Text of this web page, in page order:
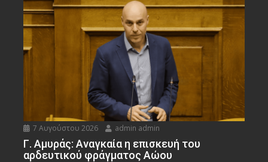
7 Αυγούστου 2026 admin admin
Γ. Αμυράς: Αναγκαία η επισκευή του
αρδευτικού φράγματος Αώου